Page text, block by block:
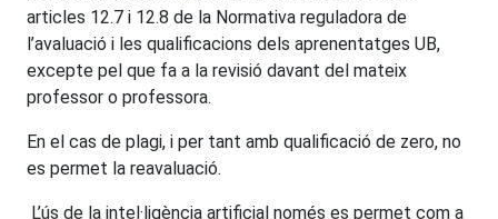
articles 12.7 i 12.8 de la Normativa reguladora de
l’avaluació i les qualificacions dels aprenentatges UB,
excepte pel que fa a la revisió davant del mateix
professor o professora.
En el cas de plagi, i per tant amb qualificació de zero, no
es permet la reavaluació.
L’ús de la intel·ligència artificial només es permet com a